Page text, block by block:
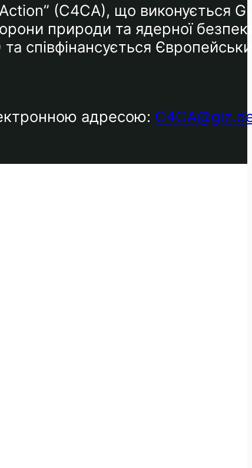
(C4CA), що виконується
природи та ядерної
співфінансується
адресою: